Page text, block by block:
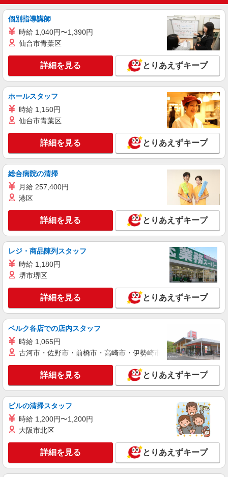
詳細を見る
アルバイト
ほっかほっか亭 香寺溝口店
NEW
弁当の調理・販売
一般の方 日・祝日１，１６０円 平日
１，１３０円 高校生の方 日・祝日１，１５０円
ほっかほっか亭 香寺溝口店 兵庫県姫路市香
詳細を見る
ケンタッキーフライドチキン JR姫路駅店
カウンター・キッチンスタッフ ＜優先募集日
時給1130円 土日祝祭日時給1180円 ＜高校生＞
時給1130円 土日祝祭日時給1180円
兵庫県姫路市豆腐町222プリエごちそう館内
詳細を見る
アルバイト パート
ケンタッキーフライドチキン 姫路保城店
カウンター・キッチンスタッフ ＜優先募集日
時＞土日祝 18:00〜23:00
時給1180円 ＜高校生＞時給1150円
兵庫県姫路市保城579-1
キープ 詳細を見る
アルバイト パート
ケンタッキーフライドチキン 姫路保城店
カウンター・キッチンスタッフ ＜優先募集日
時＞土日祝 18:00〜23:00
時給1180円 ＜高校生＞時給1150円
兵庫県姫路市保城579-1
キープ 詳細を見る
アルバイト パート
個別指導講師
時給 1,040円〜1,390円
仙台市青葉区
詳細を見る とりあえずキープ
ホールスタッフ
時給 1,150円
仙台市青葉区
詳細を見る とりあえずキープ
総合病院の清掃
月給 257,400円
港区
詳細を見る とりあえずキープ
レジ・商品陳列スタッフ
時給 1,180円
堺市堺区
詳細を見る とりあえずキープ
ベルク各店での店内スタッフ
時給 1,065円
古河市・佐野市・前橋市・高崎市・伊勢崎市・太田市・館林市
詳細を見る とりあえずキープ
ビルの清掃スタッフ
時給 1,200円〜1,200円
大阪市北区
詳細を見る とりあえずキープ